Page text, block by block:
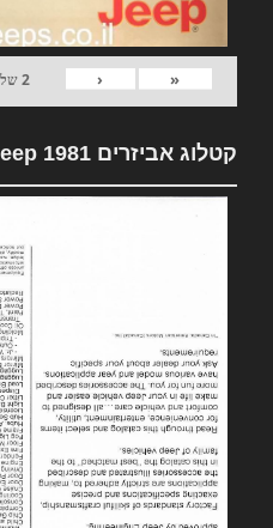
«
‹
2של
קטלוג אביזרים 1981 Jeep